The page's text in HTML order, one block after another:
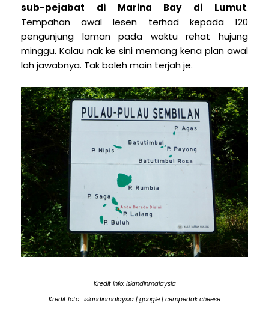
sub-pejabat di Marina Bay di Lumut.
Tempahan awal lesen terhad kepada 120
pengunjung laman pada waktu rehat hujung
minggu. Kalau nak ke sini memang kena plan awal
lah jawabnya. Tak boleh main terjah je.
Kredit info: islandinmalaysia
Kredit foto : islandinmalaysia | google | cempedak cheese